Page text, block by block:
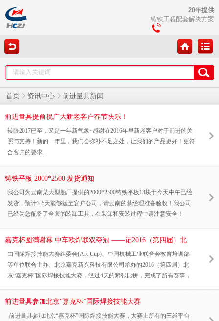
20年提供
铸铁工程配套解决方案
首页 资讯中心 前进量具新闻
前进量具提前祝广大新老客户春节快乐！
转眼2017已至，又是一年新气象~感谢在2016年里新老客户对于前进的关
照与支持！新的一年里，我们会弥补不足之处，让我们的产品更好！更符
合客户的要求...
铸铁平板 2000*2500 发货通知
我公司为云南某大型船厂提供的2000*2500铸铁平板13块于今天中午已经
发货，预计3-5天能够运至客户公司，请云南的蔡经理准备验收！我公司
已经为您配备了全套的装卸工具，在装卸和安装过程中请注意安全！
嘉克杯圆满谢幕 中车欧焊联双夺冠 ——记2016（第四届）北
京“嘉克杯”国际焊接技能大赛
由国际焊接技能大赛组委会(Arc Cup)、中国机械工业联合会教育培训部
等单位联合主办、北京嘉克新兴科技有限公司承办的2016（第四届）北
京“嘉克杯”国际焊接技能大赛，经过4天的紧张比拼，完成了所有赛事，
前进量具参加北京“嘉克杯”国际焊接技能大赛
前进量具参加北京“嘉克杯”国际焊接技能大赛，大赛上所有的三维平台